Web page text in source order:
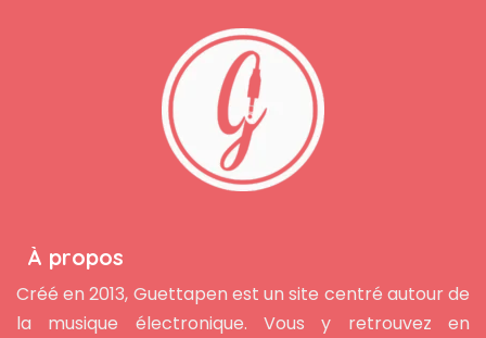
À propos
Créé en 2013, Guettapen est un site centré autour de
la musique électronique. Vous y retrouvez en